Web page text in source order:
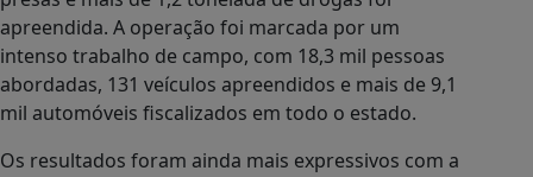
apreendida. A operação foi marcada por um
intenso trabalho de campo, com 18,3 mil pessoas
abordadas, 131 veículos apreendidos e mais de 9,1
mil automóveis fiscalizados em todo o estado.
Os resultados foram ainda mais expressivos com a